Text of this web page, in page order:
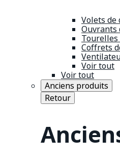
Volets de
Ouvrants
Tourelles
Coffrets
Voir tout
Voir tout
Anciens produits
Retour